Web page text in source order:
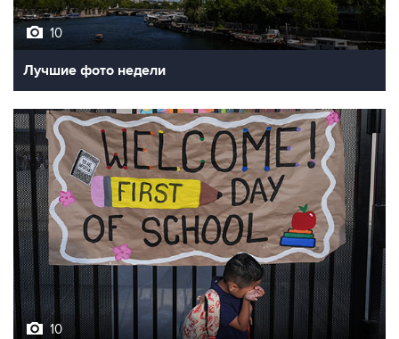
Лучшие фото недели
10
Фотохроника 7 августа